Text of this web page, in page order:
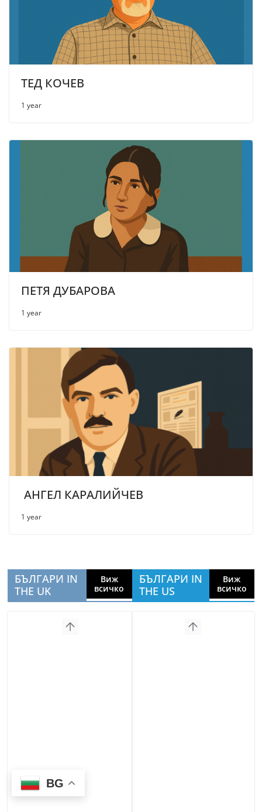
ТЕД КОЧЕВ
1 year
ПЕТЯ ДУБАРОВА
1 year
АНГЕЛ КАРАЛИЙЧЕВ
1 year
БЪЛГАРИ IN
THE UK
Виж
всичко
БЪЛГАРИ IN
THE US
Виж
всичко
BG